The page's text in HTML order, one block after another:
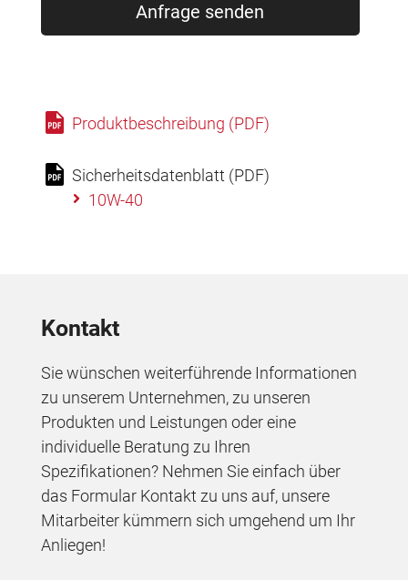
Anfrage senden
Produktbeschreibung (PDF)
Sicherheitsdatenblatt (PDF)
10W-40
Kontakt
Sie wünschen weiterführende Informationen
zu unserem Unternehmen, zu unseren
Produkten und Leistungen oder eine
individuelle Beratung zu Ihren
Spezifikationen? Nehmen Sie einfach über
das Formular Kontakt zu uns auf, unsere
Mitarbeiter kümmern sich umgehend um Ihr
Anliegen!